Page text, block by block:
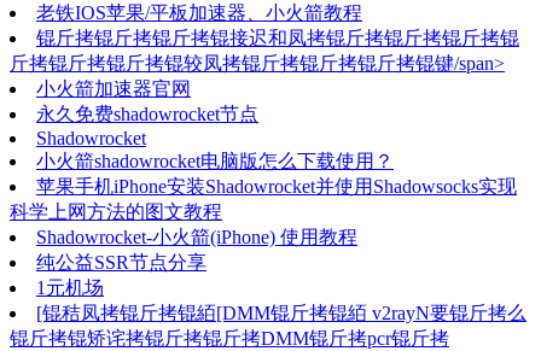
老铁IOS苹果/平板加速器、小火箭教程
锟斤拷锟斤拷锟斤拷锟接迟和凤拷锟斤拷锟斤拷锟斤拷锟
斤拷锟斤拷锟斤拷锟较凤拷锟斤拷锟斤拷锟斤拷锟键/span>
小火箭加速器官网
永久免费shadowrocket节点
Shadowrocket
小火箭shadowrocket电脑版怎么下载使用？
苹果手机iPhone安装Shadowrocket并使用Shadowsocks实现
科学上网方法的图文教程
Shadowrocket-小火箭(iPhone) 使用教程
纯公益SSR节点分享
1元机场
[锟秸凤拷锟斤拷锟絔[DMM锟斤拷锟絔 v2rayN要锟斤拷么
锟斤拷锟矫诧拷锟斤拷锟斤拷DMM锟斤拷pcr锟斤拷